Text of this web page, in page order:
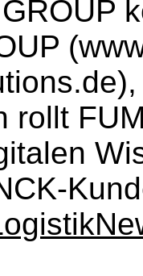
rollt